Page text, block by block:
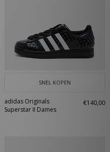
SNEL KOPEN
adidas Originals
Superstar II Dames
€140,00